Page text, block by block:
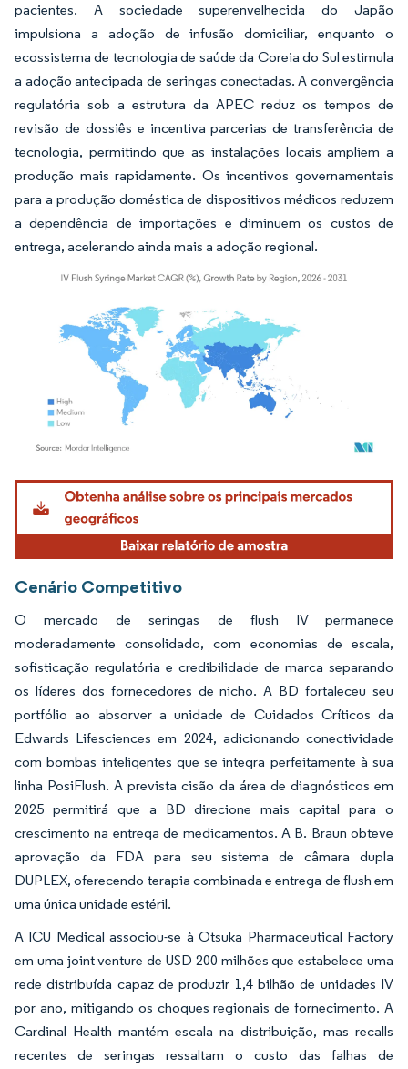
pacientes. A sociedade superenvelhecida do Japão
impulsiona a adoção de infusão domiciliar, enquanto o
ecossistema de tecnologia de saúde da Coreia do Sul estimula
a adoção antecipada de seringas conectadas. A convergência
regulatória sob a estrutura da APEC reduz os tempos de
revisão de dossiês e incentiva parcerias de transferência de
tecnologia, permitindo que as instalações locais ampliem a
produção mais rapidamente. Os incentivos governamentais
para a produção doméstica de dispositivos médicos reduzem
a dependência de importações e diminuem os custos de
entrega, acelerando ainda mais a adoção regional.
Imagem © Mordor Intelligence. O reuso requer atribuição conforme CC BY 4.0.
Cenário Competitivo
O mercado de seringas de flush IV permanece
moderadamente consolidado, com economias de escala,
sofisticação regulatória e credibilidade de marca separando
os líderes dos fornecedores de nicho. A BD fortaleceu seu
portfólio ao absorver a unidade de Cuidados Críticos da
Edwards Lifesciences em 2024, adicionando conectividade
com bombas inteligentes que se integra perfeitamente à sua
linha PosiFlush. A prevista cisão da área de diagnósticos em
2025 permitirá que a BD direcione mais capital para o
crescimento na entrega de medicamentos. A B. Braun obteve
aprovação da FDA para seu sistema de câmara dupla
DUPLEX, oferecendo terapia combinada e entrega de flush em
uma única unidade estéril.
A ICU Medical associou-se à Otsuka Pharmaceutical Factory
em uma joint venture de USD 200 milhões que estabelece uma
rede distribuída capaz de produzir 1,4 bilhão de unidades IV
por ano, mitigando os choques regionais de fornecimento. A
Cardinal Health mantém escala na distribuição, mas recalls
recentes de seringas ressaltam o custo das falhas de